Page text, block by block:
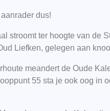
dus!
stroomt ter hoogte van de
Liefken, gelegen aan
meandert de Oude
55 sta je ook oog in